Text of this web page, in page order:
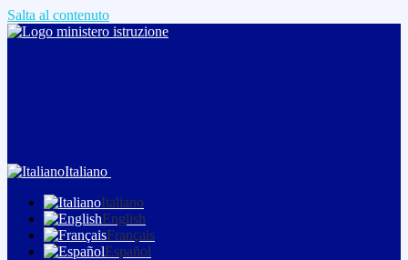
Salta al contenuto
Italiano
Italiano
English
Français
Español